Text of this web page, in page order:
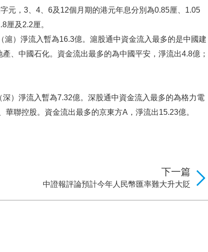
元，3、4、6及12個月期的港元年息分別為0.85厘、1.05
厘及2.2厘。
）淨流入暫為16.3億。滬股通中資金流入最多的是中國建
、中國石化。資金流出最多的為中國平安，淨流出4.8億；
）淨流入暫為7.32億。深股通中資金流入最多的為格力電
聯控股。資金流出最多的京東方A，淨流出15.23億。
下一篇
中證報評論預計今年人民幣匯率難大升大貶